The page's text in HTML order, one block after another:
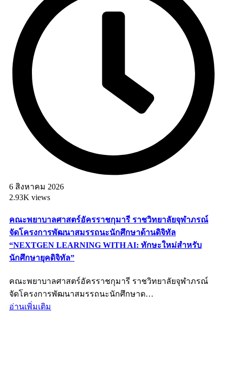
6 สิงหาคม 2026
2.93K views
คณะพยาบาลศาสตร์อัครราชกุมารี ราชวิทยาลัยจุฬาภรณ์
จัดโครงการพัฒนาสมรรถนะนักศึกษาด้านดิจิทัล
“NEXTGEN LEARNING WITH AI: ทักษะใหม่สำหรับ
นักศึกษายุคดิจิทัล”
คณะพยาบาลศาสตร์อัครราชกุมารี ราชวิทยาลัยจุฬาภรณ์
จัดโครงการพัฒนาสมรรถนะนักศึกษาด…
อ่านเพิ่มเติม